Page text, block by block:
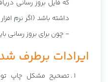
که فایل بروز رسانی
داشته باشد (اگر نرم
- چون برای بروز رسانی
ایرادات برطرف
تصحیح مشکل چاپ